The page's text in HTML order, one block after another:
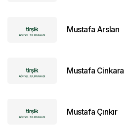
Mustafa Arslan
Mustafa Cinkara
Mustafa Çınkır